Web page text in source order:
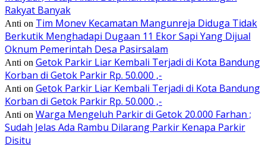
Rakyat Banyak
Anti on Tim Monev Kecamatan Mangunreja Diduga Tidak
Berkutik Menghadapi Dugaan 11 Ekor Sapi Yang Dijual
Oknum Pemerintah Desa Pasirsalam
Anti on Getok Parkir Liar Kembali Terjadi di Kota Bandung
Korban di Getok Parkir Rp. 50.000 ,-
Anti on Getok Parkir Liar Kembali Terjadi di Kota Bandung
Korban di Getok Parkir Rp. 50.000 ,-
Anti on Warga Mengeluh Parkir di Getok 20.000 Farhan ;
Sudah Jelas Ada Rambu Dilarang Parkir Kenapa Parkir
Disitu